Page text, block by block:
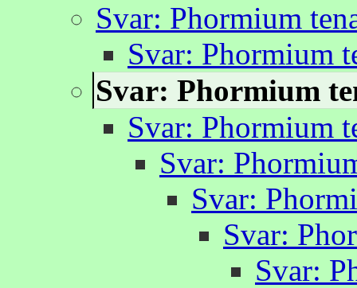
Svar: Phormium
Svar: Phormium
Svar: Phormium
Svar: Phormium
Svar:
Svar:
Svar:
Svar: